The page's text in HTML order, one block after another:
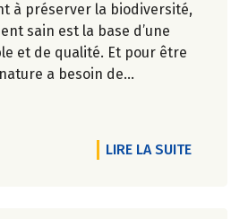
UN SUCCÈS GRANDISSANT
à préserver la biodiversité,
sain est la base d’une
et de qualité. Et pour être
a besoin de
LIRE LA SUITEDE